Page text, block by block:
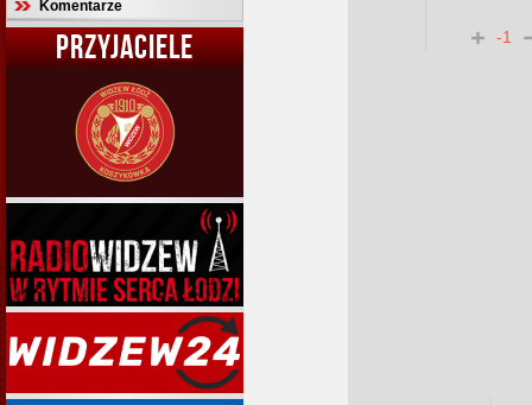
Komentarze
PRZYJACIELE -1